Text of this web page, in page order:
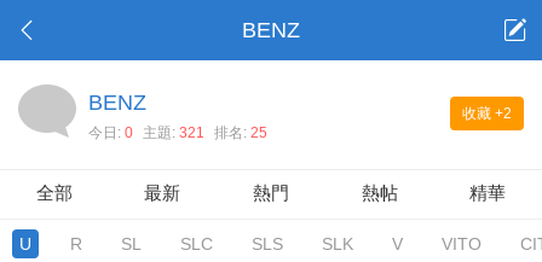
BENZ
收藏 +2
BENZ
今日: 0 主題: 321 排名: 25
全部 最新 熱門 熱帖 精華
U R SL SLC SLS SLK V VITO